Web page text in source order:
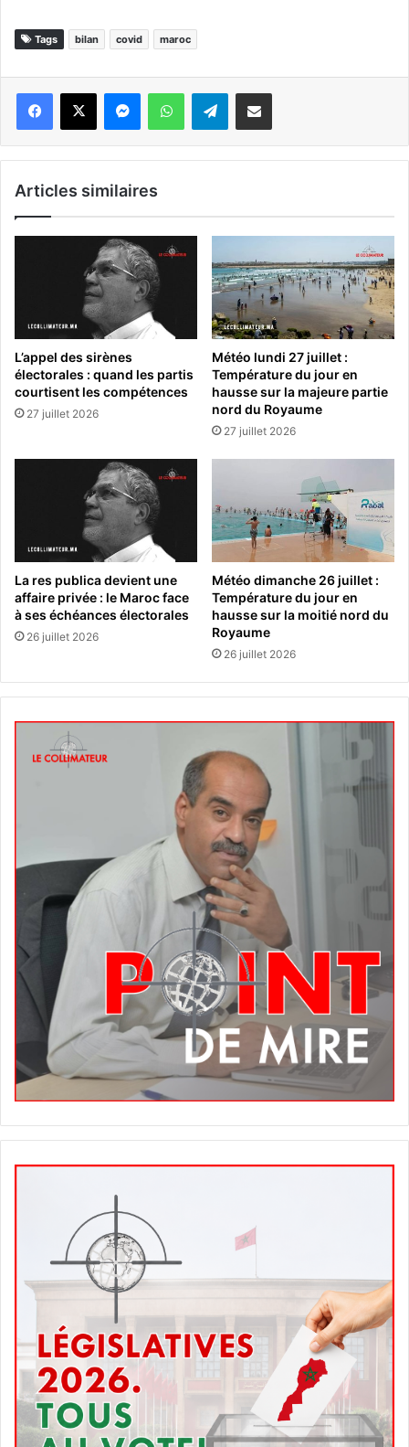
Tags bilan covid maroc
WhatsApp Telegram
Articles similaires
L’appel des sirènes
électorales : quand les partis
courtisent les compétences
27 juillet 2026
Météo lundi 27 juillet :
Température du jour en
hausse sur la majeure partie
nord du Royaume
27 juillet 2026
La res publica devient une
affaire privée : le Maroc face
à ses échéances électorales
26 juillet 2026
Météo dimanche 26 juillet :
Température du jour en
hausse sur la moitié nord du
Royaume
26 juillet 2026